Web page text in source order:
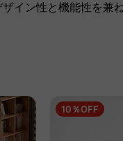
イン性と機能性を兼
10％OFF